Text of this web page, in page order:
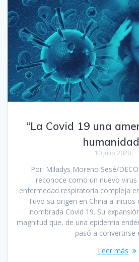
“La Covid 19 una
10 julio 2020
Por: Miladys Moreno Sesé/
reconoce como un nuevo virus
enfermedad respiratoria compleja
Tuvo su origen en China a inicios
nombrada Covid 19. Su
magnitud que, de una epidemia
pasó a convertirse
Leer más